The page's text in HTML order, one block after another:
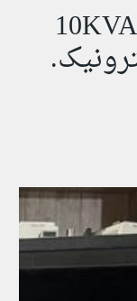
تعمیر UPS یو پی اس 10KVA